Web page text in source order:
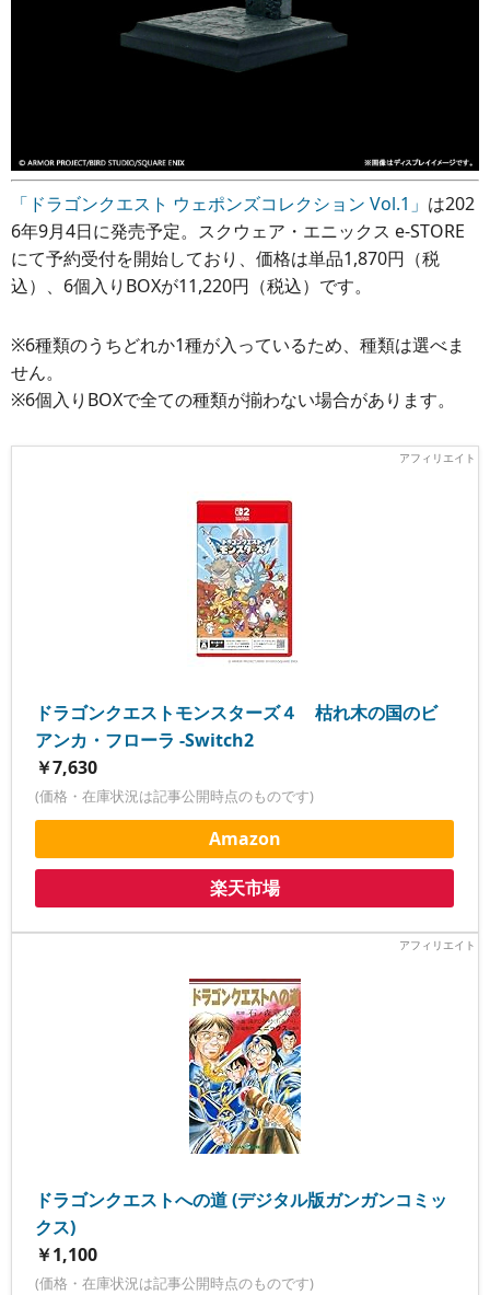
「ドラゴンクエスト ウェポンズコレクション Vol.1」 は202
6年9月4日に発売予定。スクウェア・エニックス e-STORE
にて予約受付を開始しており、価格は単品1,870円（税
込）、6個入りBOXが11,220円（税込）です。
※6種類のうちどれか1種が入っているため、種類は選べま
せん。
※6個入りBOXで全ての種類が揃わない場合があります。
ドラゴンクエストモンスターズ４ 枯れ木の国のビ
アンカ・フローラ -Switch2
￥7,630
(価格・在庫状況は記事公開時点のものです)
Amazon
楽天市場
ドラゴンクエストへの道 (デジタル版ガンガンコミッ
クス)
￥1,100
(価格・在庫状況は記事公開時点のものです)